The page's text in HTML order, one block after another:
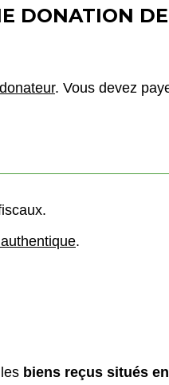
DONATION
donateur. Vous devez
.
biens reçus situés